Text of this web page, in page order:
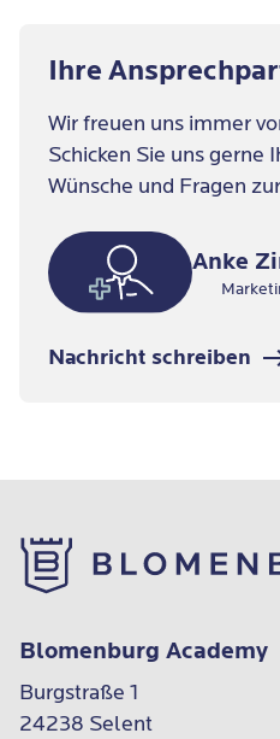
Anmeldung für Zusatz
Anmeldung zu den
Zugriff auf
Handout, etc.
Podcastfolgen,
Ihre
Wir freuen uns immer
Schicken Sie uns gerne
Wünsche und Fragen
Anke
Nachricht schreiben
Blomenburg Academy
Burgstraße 1
24238 Selent